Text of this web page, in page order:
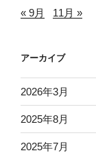
« 9月 11月 »
アーカイブ
2026年3月
2025年8月
2025年7月